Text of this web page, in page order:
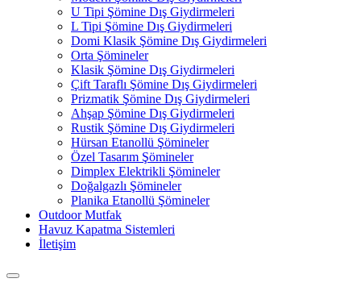
U Tipi Şömine Dış Giydirmeleri
L Tipi Şömine Dış Giydirmeleri
Domi Klasik Şömine Dış Giydirmeleri
Orta Şömineler
Klasik Şömine Dış Giydirmeleri
Çift Taraflı Şömine Dış Giydirmeleri
Prizmatik Şömine Dış Giydirmeleri
Ahşap Şömine Dış Giydirmeleri
Rustik Şömine Dış Giydirmeleri
Hürsan Etanollü Şömineler
Özel Tasarım Şömineler
Dimplex Elektrikli Şömineler
Doğalgazlı Şömineler
Planika Etanollü Şömineler
Outdoor Mutfak
Havuz Kapatma Sistemleri
İletişim